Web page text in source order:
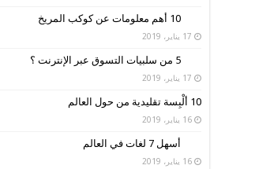
10 أهم معلومات عن كوكب المريخ
17 يناير، 2019
5 من سلبيات التسوق عبر الإنترنت ؟
17 يناير، 2019
10 ألْبِسة تقليدية من حول العالم
16 يناير، 2019
أسهل 7 لغات في العالم
16 يناير، 2019